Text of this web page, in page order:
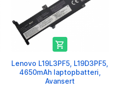

Lenovo L19L3PF5, L19D3PF5,
4650mAh laptopbatteri,
Avansert